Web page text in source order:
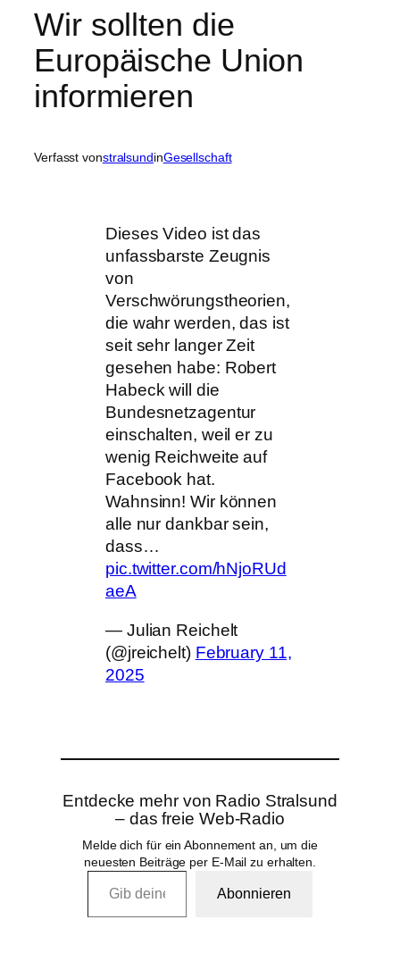
Wir sollten die
Europäische Union
informieren
Verfasst vonstralsundinGesellschaft
Dieses Video ist das
unfassbarste Zeugnis
von
Verschwörungstheorien,
die wahr werden, das ist
seit sehr langer Zeit
gesehen habe: Robert
Habeck will die
Bundesnetzagentur
einschalten, weil er zu
wenig Reichweite auf
Facebook hat.
Wahnsinn! Wir können
alle nur dankbar sein,
dass…
pic.twitter.com/hNjoRUd
aeA
— Julian Reichelt
(@jreichelt) February 11,
2025
Entdecke mehr von Radio Stralsund
– das freie Web-Radio
Melde dich für ein Abonnement an, um die
neuesten Beiträge per E-Mail zu erhalten.
Gib deine E-Mail-Adresse ein …
Abonnieren